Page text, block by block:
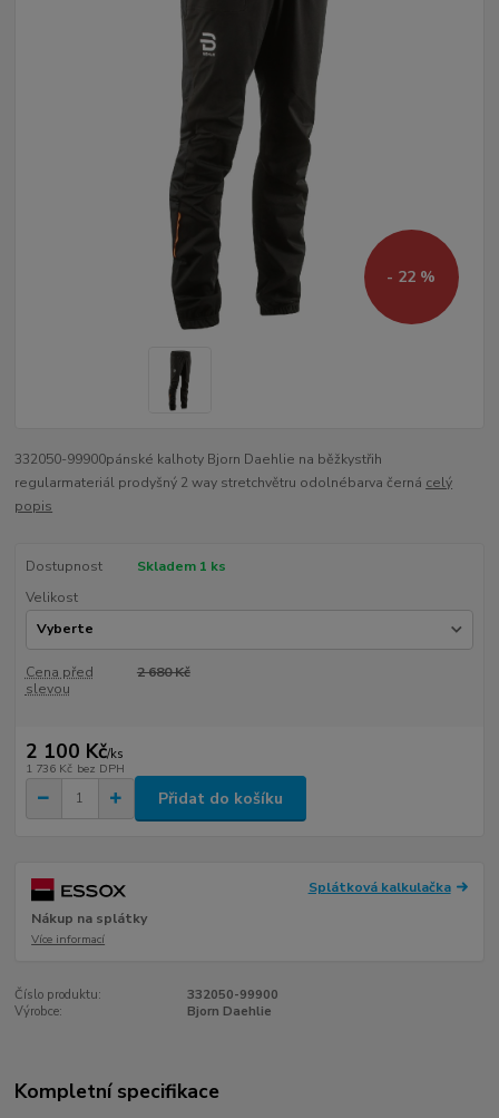
- 22 %
332050-99900pánské kalhoty Bjorn Daehlie na běžkystřih
regularmateriál prodyšný 2 way stretchvětru odolnébarva černá celý
popis
Dostupnost
Skladem 1 ks
Velikost
Cena před
slevou
2 680 Kč
2 100 Kč/ks
1 736 Kč bez DPH
Přidat do košíku
Splátková kalkulačka
Nákup na splátky
Více informací
Číslo produktu:
332050-99900
Výrobce:
Bjorn Daehlie
Kompletní specifikace